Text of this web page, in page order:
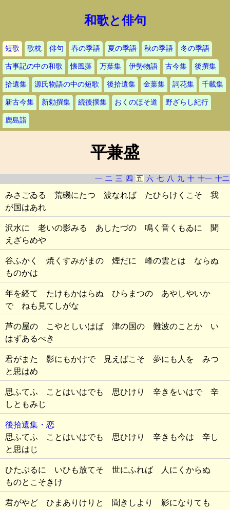
和歌と俳句
短歌 歌枕 俳句 春の季語 夏の季語 秋の季語 冬の季語
古事記の中の和歌 懐風藻 万葉集 伊勢物語 古今集 後撰集
拾遺集 源氏物語の中の短歌 後拾遺集 金葉集 詞花集 千載集
新古今集 新勅撰集 続後撰集 おくのほそ道 野ざらし紀行
鹿島詣
平兼盛
一 二 三 四 五 六 七 八 九 十 十一 十二
みさごゐる 荒磯にたつ 波なれば たひらけくこそ 我
が国はあれ
沢水に 老いの影みる あしたづの 鳴く音くもゐに 聞
えざらめや
谷ふかく 焼くすみがまの 煙だに 峰の雲とは ならぬ
ものかは
年を経て たけもかはらぬ ひらまつの あやしやいか
で ねも見てしがな
芦の屋の こやとしいはば 津の国の 難波のことか い
はずあるべき
君がまた 影にもかけで 見えばこそ 夢にも人を みつ
と思はめ
思ふてふ ことはいはでも 思ひけり 辛きをいはで 辛
しともみじ
後拾遺集・恋
思ふてふ ことはいはでも 思ひけり 辛きも今は 辛し
と思はじ
ひたぶるに いひも放てそ 世にふれば 人にくからぬ
ものとこそきけ
君がやど ひまありけりと 聞きしより 影になりても